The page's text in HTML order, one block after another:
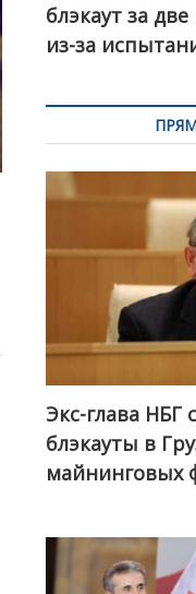
блэкаут за
из-за
Экс-глава НБГ
блэкауты в
майнинговых